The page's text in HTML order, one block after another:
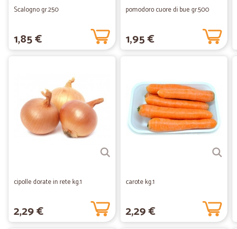
Scalogno gr.250
1,85 €
pomodoro cuore di bue gr.500
1,95 €
cipolle dorate in rete kg.1
2,29 €
carote kg.1
2,29 €